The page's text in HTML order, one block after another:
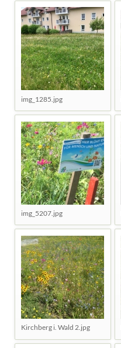
img_1285.jpg
img_5207.jpg
Kirchberg i. Wald 2.jpg